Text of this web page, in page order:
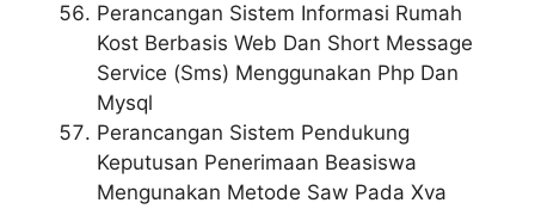
Perancangan Sistem Informasi Rumah
Kost Berbasis Web Dan Short Message
Service (Sms) Menggunakan Php Dan
Mysql
Perancangan Sistem Pendukung
Keputusan Penerimaan Beasiswa
Mengunakan Metode Saw Pada Xva